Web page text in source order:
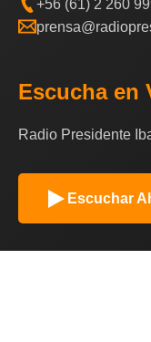
+56 (61) 2 260
Escucha en
Radio Presidente
Escuchar